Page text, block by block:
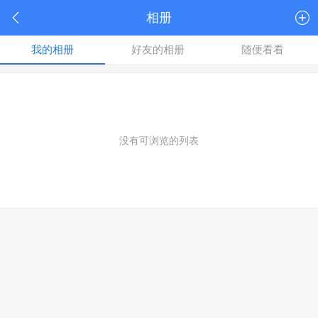
相册
我的相册 好友的相册 随便看看
没有可浏览的列表